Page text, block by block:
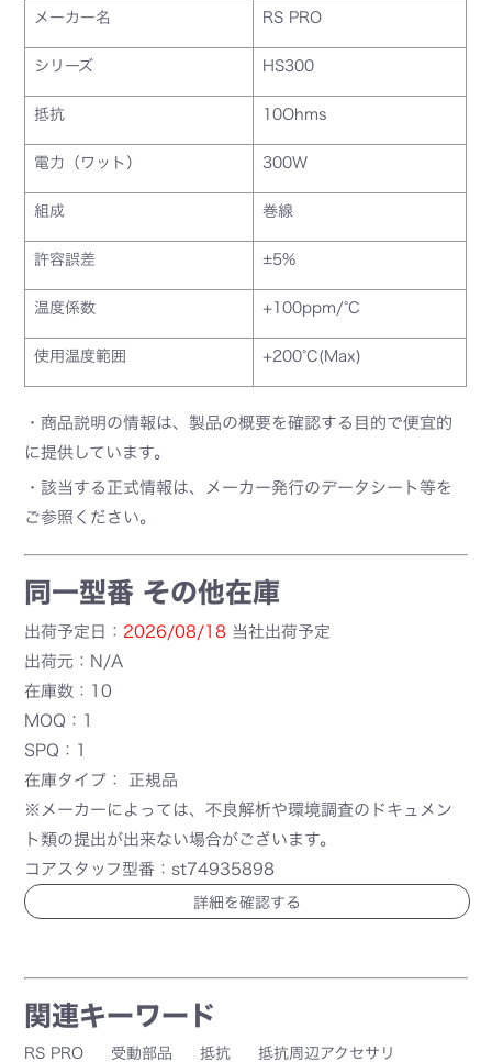
メーカー名 RS PRO
シリーズ HS300
抵抗 10Ohms
電力（ワット） 300W
組成 巻線
許容誤差 ±5%
温度係数 +100ppm/°C
使用温度範囲 +200°C(Max)
・商品説明の情報は、製品の概要を確認する目的で便宜的
に提供しています。
・該当する正式情報は、メーカー発行のデータシート等を
ご参照ください。
同一型番 その他在庫
出荷予定日： 2026/08/18 当社出荷予定
出荷元：N/A
在庫数：10
MOQ：1
SPQ：1
在庫タイプ： 正規品
※メーカーによっては、不良解析や環境調査のドキュメン
ト類の提出が出来ない場合がございます。
コアスタッフ型番：st74935898
詳細を確認する
関連キーワード
RS PRO 受動部品 抵抗 抵抗周辺アクセサリ